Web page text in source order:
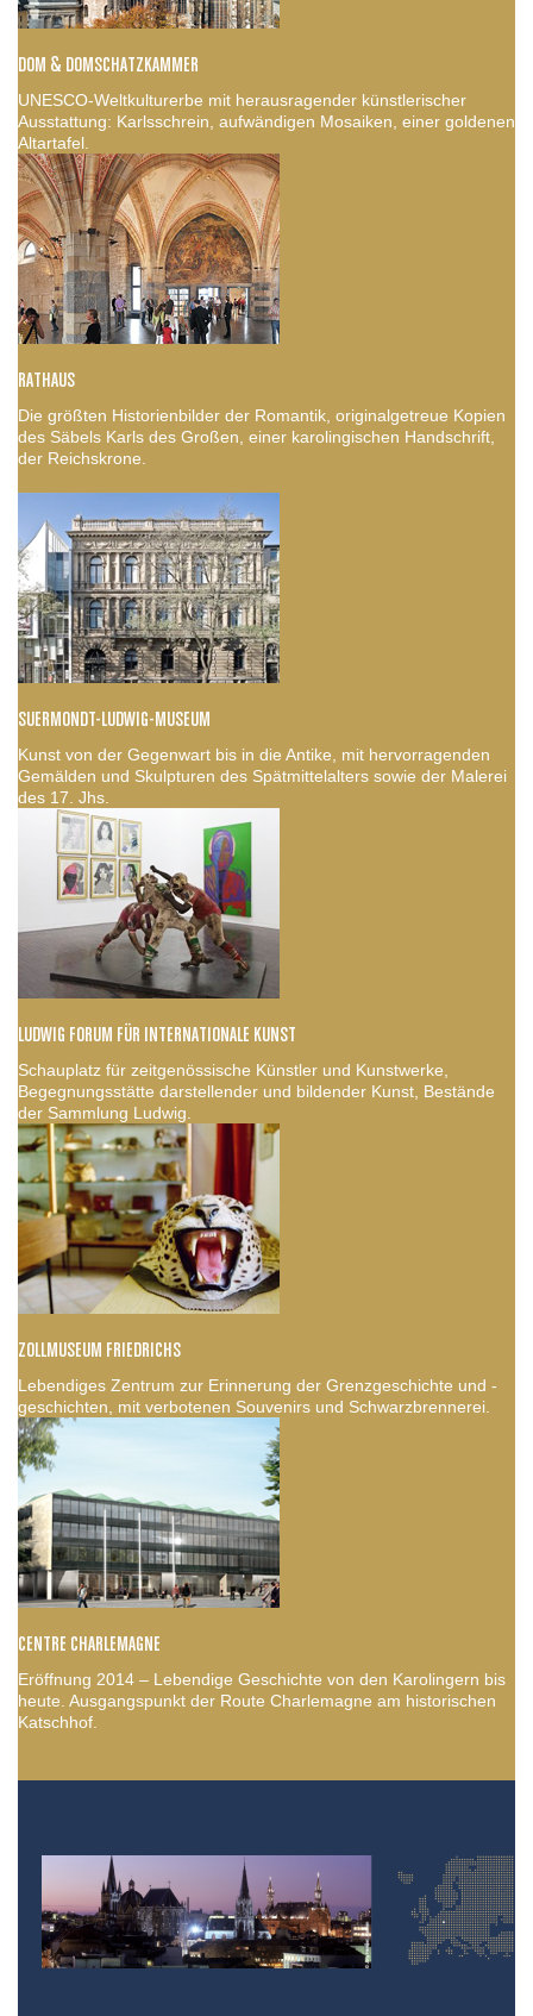
DOM & DOMSCHATZKAMMER
UNESCO-Weltkulturerbe mit herausragender künstlerischer
Ausstattung: Karlsschrein, aufwändigen Mosaiken, einer goldenen
Altartafel.
RATHAUS
Die größten Historienbilder der Romantik, originalgetreue Kopien
des Säbels Karls des Großen, einer karolingischen Handschrift,
der Reichskrone.
SUERMONDT-LUDWIG-MUSEUM
Kunst von der Gegenwart bis in die Antike, mit hervorragenden
Gemälden und Skulpturen des Spätmittelalters sowie der Malerei
des 17. Jhs.
LUDWIG FORUM FÜR INTERNATIONALE KUNST
Schauplatz für zeitgenössische Künstler und Kunstwerke,
Begegnungsstätte darstellender und bildender Kunst, Bestände
der Sammlung Ludwig.
ZOLLMUSEUM FRIEDRICHS
Lebendiges Zentrum zur Erinnerung der Grenzgeschichte und -
geschichten, mit verbotenen Souvenirs und Schwarzbrennerei.
CENTRE CHARLEMAGNE
Eröffnung 2014 – Lebendige Geschichte von den Karolingern bis
heute. Ausgangspunkt der Route Charlemagne am historischen
Katschhof.